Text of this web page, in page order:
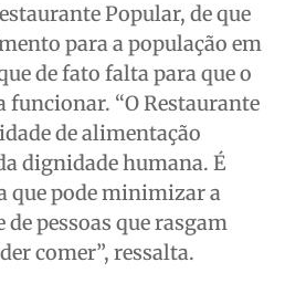
Popular, de que
para a população em
de fato falta para que o
funcionar. “O Restaurante
de alimentação
dignidade humana. É
que pode minimizar a
pessoas que rasgam
comer”, ressalta.